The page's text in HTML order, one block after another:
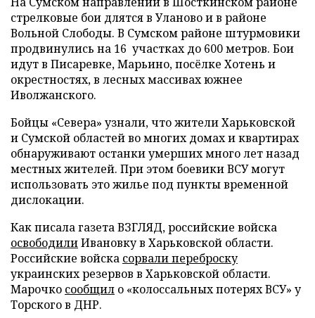
стрелковые бои длятся в Уланово и в районе
Вольной Слободы. В Сумском районе штурмовики
продвинулись на 16 участках до 600 метров. Бои
идут в Писаревке, Марьино, посёлке Хотень и
окрестностях, в лесных массивах южнее
Иволжанского.
Бойцы «Севера» узнали, что жители Харьковской
и Сумской областей во многих домах и квартирах
обнаруживают останки умерших много лет назад
местных жителей. При этом боевики ВСУ могут
использовать это жилье под пункты временной
дислокации.
Как писала газета ВЗГЛЯД, российские войска
освободилиИвановку в Харьковской области.
Российские войска сорвали переброску
украинских резервов в Харьковской области.
Марочко сообщил о «колоссальных потерях ВСУ» у
Торского в ДНР.